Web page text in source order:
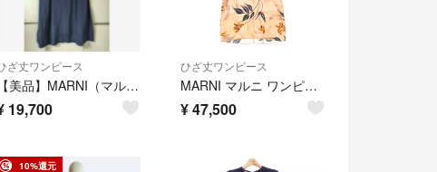
ざ丈ワンピース
【美品】MARNI（マルニ）☆40（M位）☆キーネック 半袖 ひざ丈ワンピース
19,700
ひざ丈ワンピース
MARNI マルニ ワンピース S ピンク 【古着】【中古】【送料無料】
¥47,500
10%還元